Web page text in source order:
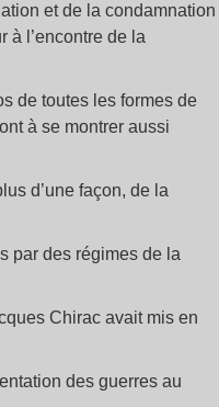
et de la condamnation
à l’encontre de la
de toutes les formes de
à se montrer aussi
d’une façon, de la
par des régimes de la
Chirac avait mis en
des guerres au